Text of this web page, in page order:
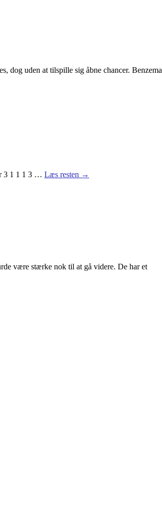
dog uden at tilspille sig åbne chancer. Benzema
3 1 1 1 3 … Læs resten →
være stærke nok til at gå videre. De har et